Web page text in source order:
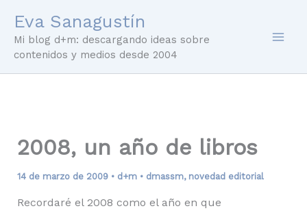
contenido
Eva Sanagustín
Mi blog d+m: descargando ideas sobre
contenidos y medios desde 2004
2008, un año de libros
14 de marzo de 2009 • d+m• dmassm, novedad editorial
Recordaré el 2008 como el año en que